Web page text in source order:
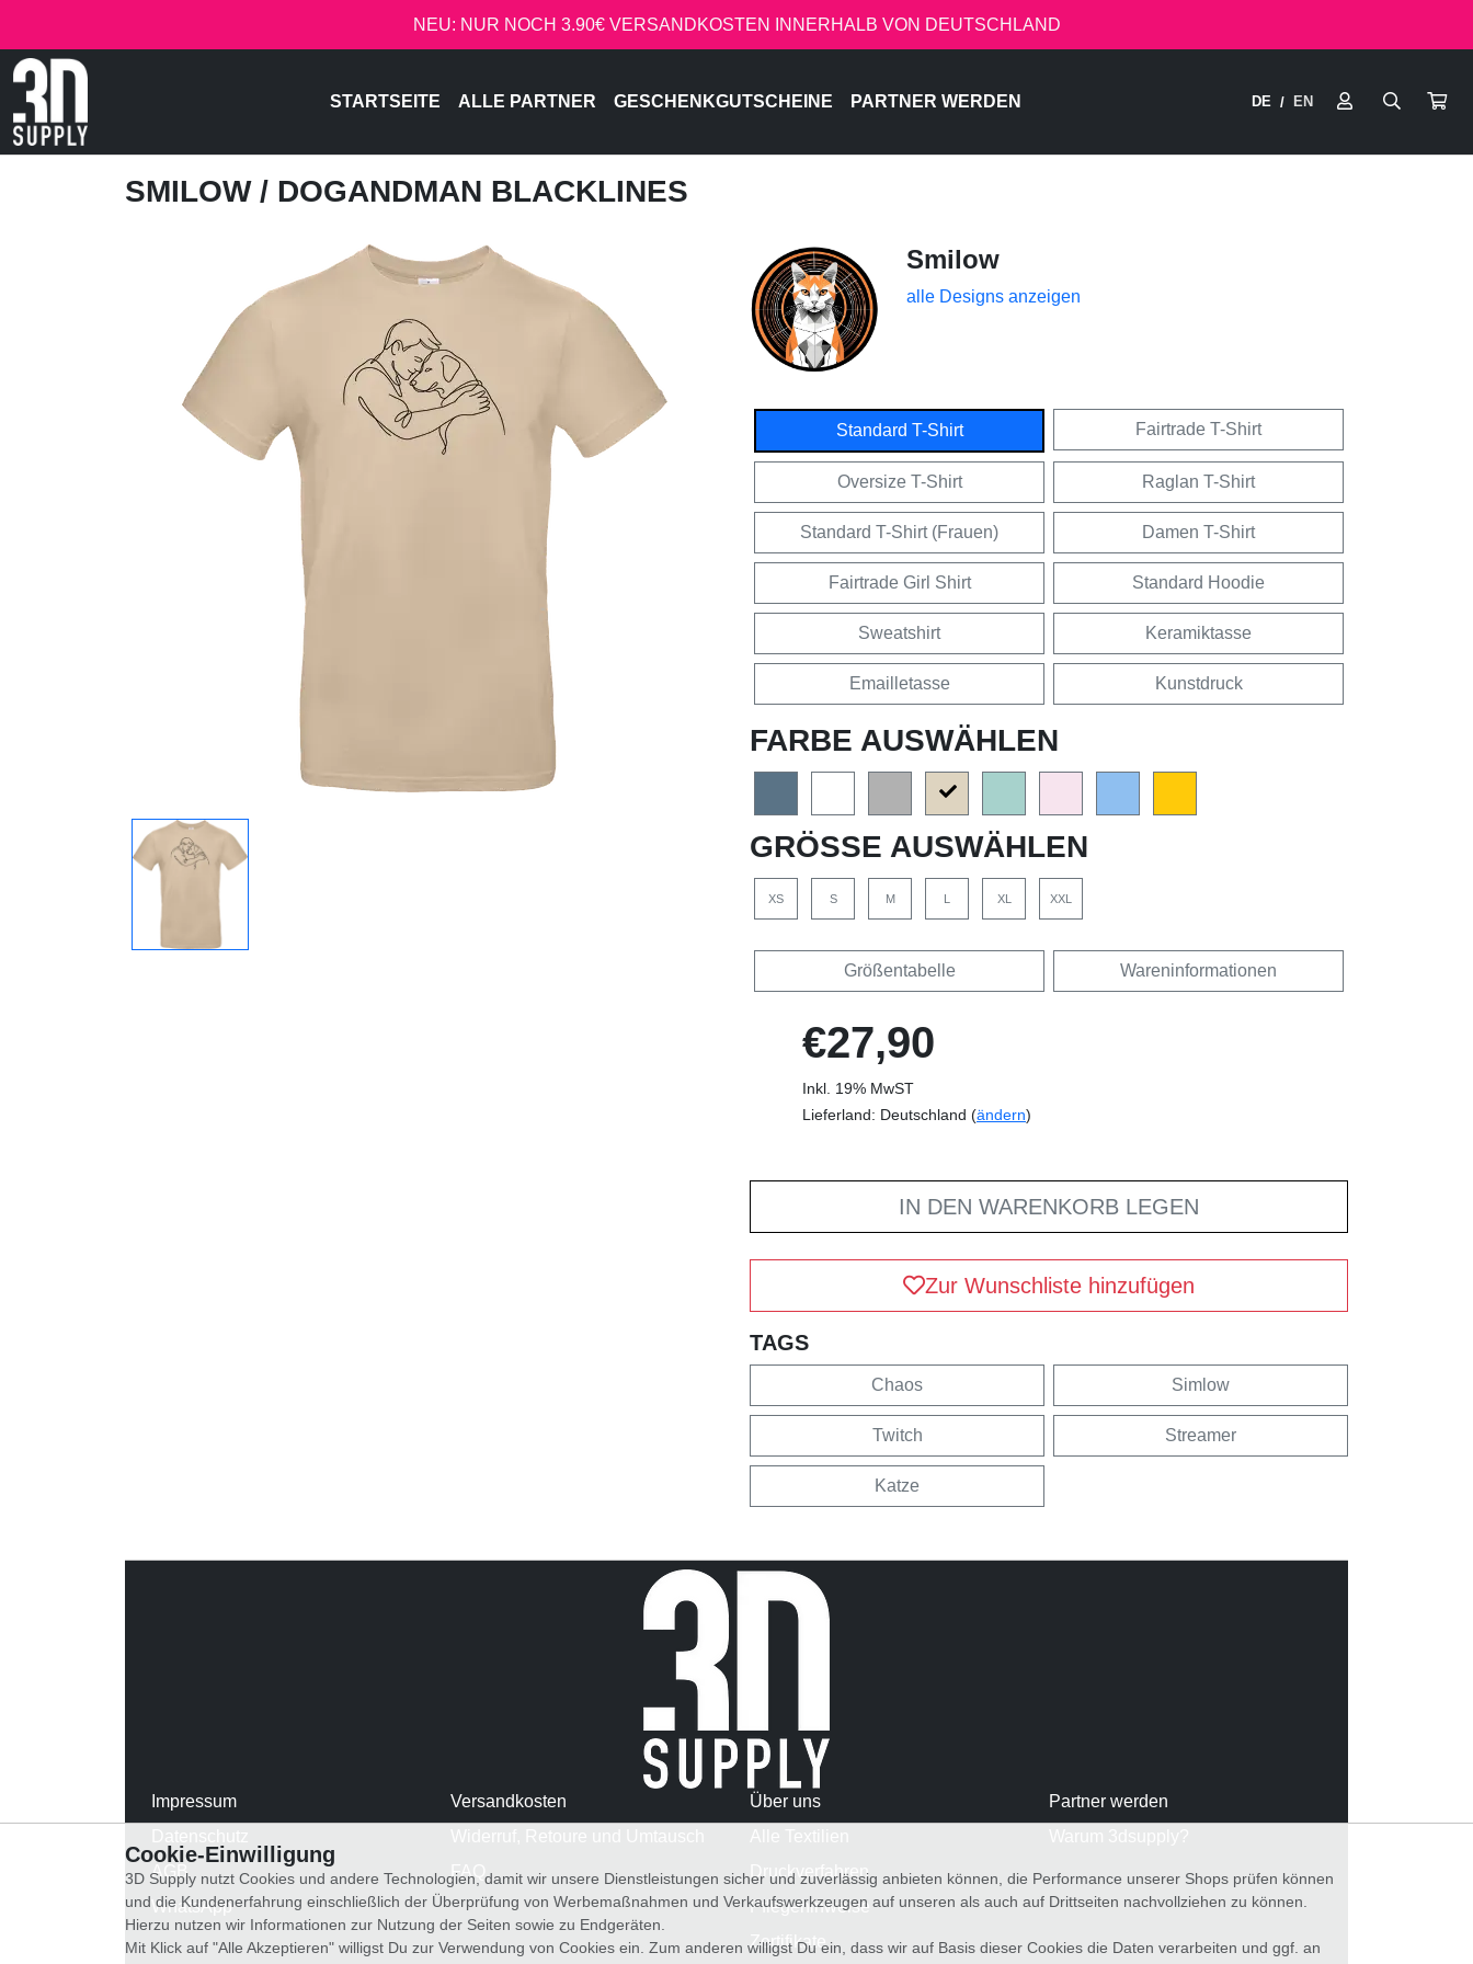
NEU: NUR NOCH 3.90€ VERSANDKOSTEN INNERHALB VON DEUTSCHLAND
STARTSEITE ALLE PARTNER GESCHENKGUTSCHEINE PARTNER WERDEN DE / EN
SMILOW / DOGANDMAN BLACKLINES
Smilow
alle Designs anzeigen
Standard T-Shirt Fairtrade T-Shirt
Oversize T-Shirt Raglan T-Shirt
Standard T-Shirt (Frauen) Damen T-Shirt
Fairtrade Girl Shirt Standard Hoodie
Sweatshirt Keramiktasse
Emailletasse Kunstdruck
FARBE AUSWÄHLEN
GRÖSSE AUSWÄHLEN
XS S M XL XXL
Größentabelle Wareninformationen
€27,90
Inkl. 19% MwST
Lieferland: Deutschland (ändern)
IN DEN WARENKORB LEGEN
Zur Wunschliste hinzufügen
TAGS
Chaos Simlow
Twitch Streamer
Katze
Impressum
AGB
WhatsApp
Versandkosten
FAQ
Über uns
Druckverfahren
Pflegehinweise
Zertifikate
Partner werden
Cookie-Einwilligung
3D Supply nutzt Cookies und andere Technologien, damit wir unsere Dienstleistungen sicher und zuverlässig anbieten können, die Performance unserer Shops prüfen können
und die Kundenerfahrung einschließlich der Überprüfung von Werbemaßnahmen und Verkaufswerkzeugen auf unseren als auch auf Drittseiten nachvollziehen zu können.
Hierzu nutzen wir Informationen zur Nutzung der Seiten sowie zu Endgeräten.
Mit Klick auf "Alle Akzeptieren" willigst Du zur Verwendung von Cookies ein. Zum anderen willigst Du ein, dass wir auf Basis dieser Cookies die Daten verarbeiten und ggf. an